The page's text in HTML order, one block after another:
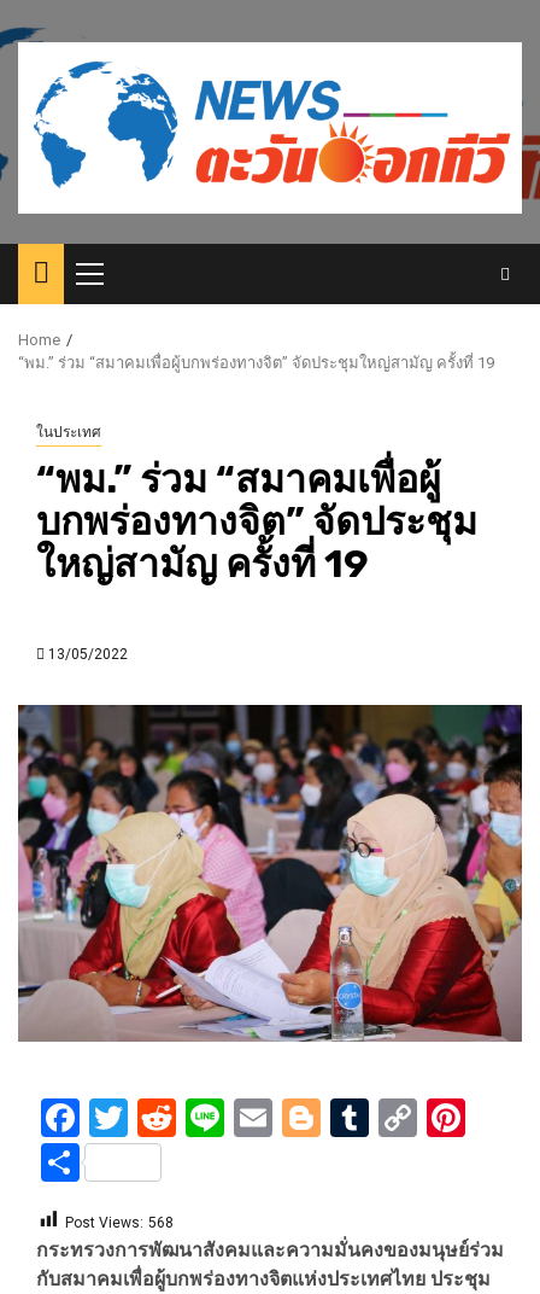
to
content
Primary
Menu
Home
“พม.” ร่วม “สมาคมเพื่อผู้บกพร่องทางจิต” จัดประชุมใหญ่สามัญ ครั้งที่ 19
ในประเทศ
“พม.” ร่วม “สมาคมเพื่อผู้
บกพร่องทางจิต” จัดประชุม
ใหญ่สามัญ ครั้งที่ 19
13/05/2022
Facebook
Twitter
Reddit
LineEmailBlogger
Tumblr
Copy
Share
Post Views: 568
กระทรวงการพัฒนาสังคมและความมั่นคงของมนุษย์ร่วม
กับสมาคมเพื่อผู้บกพร่องทางจิตแห่งประเทศไทย ประชุม